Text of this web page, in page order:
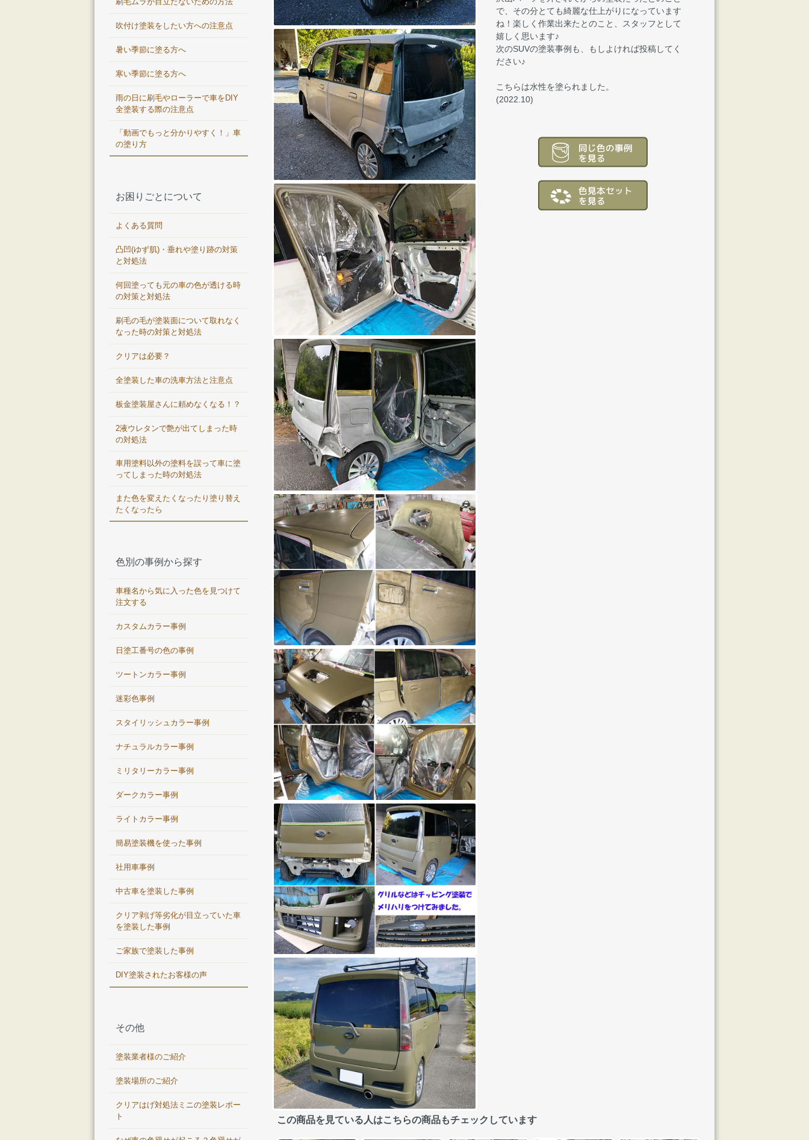
で、その分とても綺麗な仕上がりになっています
ね！楽しく作業出来たとのこと、スタッフとして
嬉しく思います♪
次のSUVの塗装事例も、もしよければ投稿してく
ださい♪
こちらは水性を塗られました。
(2022.10)
この商品を見ている人はこちらの商品もチェックしています
吹付け塗装をしたい方への注意点
暑い季節に塗る方へ
寒い季節に塗る方へ
雨の日に刷毛やローラーで車をDIY
全塗装する際の注意点
「動画でもっと分かりやすく！」車
の塗り方
お困りごとについて
よくある質問
凸凹(ゆず肌)・垂れや塗り跡の対策
と対処法
何回塗っても元の車の色が透ける時
の対策と対処法
刷毛の毛が塗装面について取れなく
なった時の対策と対処法
クリアは必要？
全塗装した車の洗車方法と注意点
板金塗装屋さんに頼めなくなる！？
2液ウレタンで艶が出てしまった時
の対処法
車用塗料以外の塗料を誤って車に塗
ってしまった時の対処法
また色を変えたくなったり塗り替え
たくなったら
色別の事例から探す
車種名から気に入った色を見つけて
注文する
カスタムカラー事例
日塗工番号の色の事例
ツートンカラー事例
迷彩色事例
スタイリッシュカラー事例
ナチュラルカラー事例
ミリタリーカラー事例
ダークカラー事例
ライトカラー事例
簡易塗装機を使った事例
社用車事例
中古車を塗装した事例
クリア剥げ等劣化が目立っていた車
を塗装した事例
ご家族で塗装した事例
DIY塗装されたお客様の声
その他
塗装業者様のご紹介
塗装場所のご紹介
クリアはげ対処法ミニの塗装レポー
ト